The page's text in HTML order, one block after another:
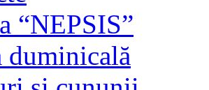
“NEPSIS”
duminicală